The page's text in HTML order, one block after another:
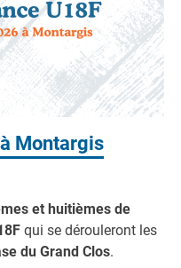
Montargis
et huitièmes de
qui se dérouleront les
du Grand Clos.